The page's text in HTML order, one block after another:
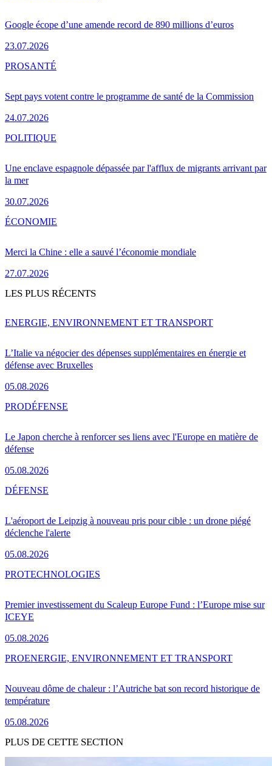
Google écope d’une amende record de 890 millions d’euros
23.07.2026
Sept pays votent contre le programme de santé de la Commission
24.07.2026
PROSANTÉ
Une enclave espagnole dépassée par l'afflux de migrants arrivant par
la mer
30.07.2026
POLITIQUE
Merci la Chine : elle a sauvé l’économie mondiale
27.07.2026
ÉCONOMIE
LES PLUS RÉCENTS
L’Italie va négocier des dépenses supplémentaires en énergie et
défense avec Bruxelles
05.08.2026
ENERGIE, ENVIRONNEMENT ET TRANSPORT
Le Japon cherche à renforcer ses liens avec l'Europe en matière de
défense
05.08.2026
PRODÉFENSE
L'aéroport de Leipzig à nouveau pris pour cible : un drone piégé
déclenche l'alerte
05.08.2026
DÉFENSE
Premier investissement du Scaleup Europe Fund : l’Europe mise sur
ICEYE
05.08.2026
PROTECHNOLOGIES
Nouveau dôme de chaleur : l’Autriche bat son record historique de
température
05.08.2026
PROENERGIE, ENVIRONNEMENT ET TRANSPORT
PLUS DE CETTE SECTION